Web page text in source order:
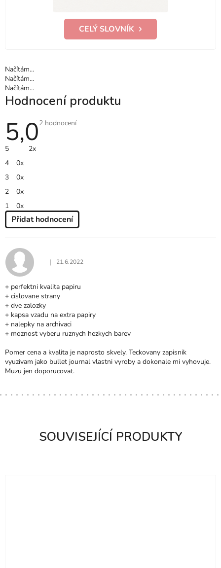
SOUVISEJÍCÍ PRODUKTY
CELÝ SLOVNÍK
Načítám...
Načítám...
Načítám...
Hodnocení produktu
5,0Průměrné
2 hodnocení
5
2x
4
0x
3
0x
2
0x
1
0x
Přidat hodnocení
P
I
S
O
D
N
O
C
N
Í
Hodnocení produktu je 5 z 5 hvězdiček.
| 21.6.2022
+ perfektni kvalita papiru
+ cislovane strany
+ dve zalozky
+ kapsa vzadu na extra papiry
+ nalepky na archivaci
+ moznost vyberu ruznych hezkych barev
Pomer cena a kvalita je naprosto skvely. Teckovany zapisnik
vyuzivam jako bullet journal vlastni vyroby a dokonale mi vyhovuje.
Muzu jen doporucovat.